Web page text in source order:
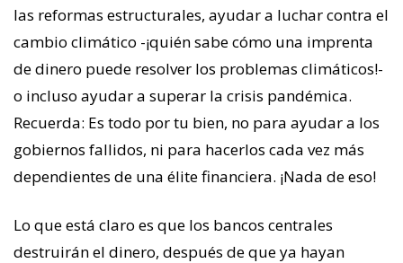
las reformas estructurales, ayudar a luchar contra el
cambio climático -¡quién sabe cómo una imprenta
de dinero puede resolver los problemas climáticos!-
o incluso ayudar a superar la crisis pandémica.
Recuerda: Es todo por tu bien, no para ayudar a los
gobiernos fallidos, ni para hacerlos cada vez más
dependientes de una élite financiera. ¡Nada de eso!
Lo que está claro es que los bancos centrales
destruirán el dinero, después de que ya hayan